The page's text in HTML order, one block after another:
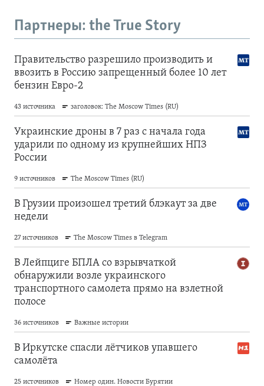
Партнеры: the True Story